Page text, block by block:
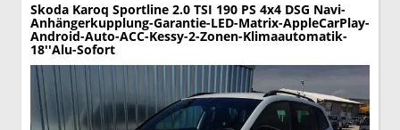
Skoda Karoq Sportline 2.0 TSI 190 PS 4x4 DSG Navi-
Anhängerkupplung-Garantie-LED-Matrix-AppleCarPlay-
Android-Auto-ACC-Kessy-2-Zonen-Klimaautomatik-
18''Alu-Sofort